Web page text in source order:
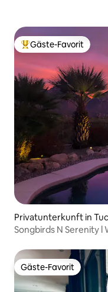
Beliebter Gäste-Favorit.
Gäste-Favorit
Privatunterkunft in
Songbirds N Serenity l
Gäste-Favorit
Gäste-Favorit